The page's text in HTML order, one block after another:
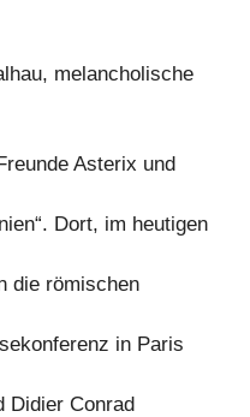
melancholische
Asterix und
Dort, im heutigen
die römischen
in Paris
Didier Conrad